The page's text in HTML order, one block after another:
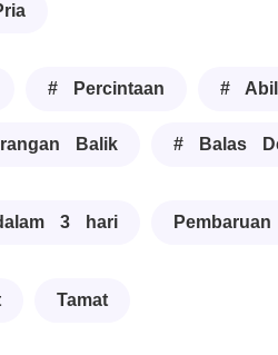
# Percintaan #
Balik # Balas
3 hari
Tamat